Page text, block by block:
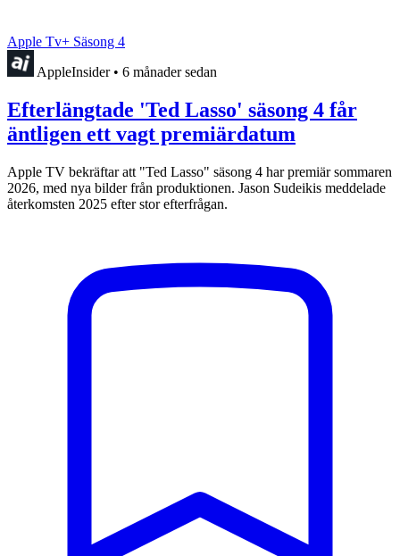
Apple Tv+ Säsong 4
AppleInsider • 6 månader sedan
Efterlängtade 'Ted Lasso' säsong 4 får
äntligen ett vagt premiärdatum
Apple TV bekräftar att "Ted Lasso" säsong 4 har premiär sommaren
2026, med nya bilder från produktionen. Jason Sudeikis meddelade
återkomsten 2025 efter stor efterfrågan.